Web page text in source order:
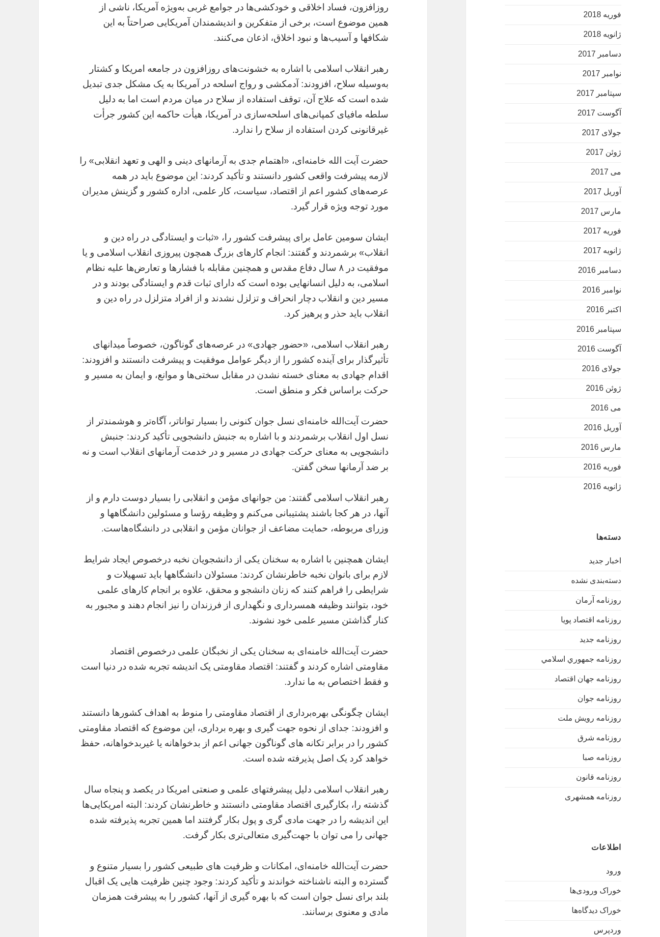
فوریه 2018
ژانویه 2018
دسامبر 2017
نوامبر 2017
سپتامبر 2017
آگوست 2017
جولای 2017
ژوئن 2017
می 2017
آوریل 2017
مارس 2017
فوریه 2017
ژانویه 2017
دسامبر 2016
نوامبر 2016
اکتبر 2016
سپتامبر 2016
آگوست 2016
جولای 2016
ژوئن 2016
می 2016
آوریل 2016
مارس 2016
فوریه 2016
ژانویه 2016
دسته‌ها
اخبار جدید
دسته‌بندی نشده
روزنامه آرمان
روزنامه اقتصاد پویا
روزنامه جدید
روزنامه جمهوري اسلامي
روزنامه جهان اقتصاد
روزنامه جوان
روزنامه رویش ملت
روزنامه شرق
روزنامه صبا
روزنامه قانون
روزنامه همشهری
اطلاعات
ورود
خوراک ورودی‌ها
خوراک دیدگاه‌ها
وردپرس
روزافزون، فساد اخلاقی و خودکشی‌ها در جوامع غربی به‌ویژه آمریکا، ناشی از
همین موضوع است، برخی از متفکرین و اندیشمندان آمریکایی صراحتاً به این
شکافها و آسیب‌ها و نبود اخلاق، اذعان می‌کنند.
رهبر انقلاب اسلامی با اشاره به خشونت‌های روزافزون در جامعه امریکا و کشتار
به‌وسیله سلاح، افزودند: آدمکشی و رواج اسلحه در آمریکا به یک مشکل جدی تبدیل
شده است که علاج آن، توقف استفاده از سلاح در میان مردم است اما به دلیل
سلطه مافیای کمپانی‌های اسلحه‌سازی در آمریکا، هیأت حاکمه این کشور جرأت
غیرقانونی کردن استفاده از سلاح را ندارد.
حضرت آیت الله خامنه‌ای، «اهتمام جدی به آرمانهای دینی و الهی و تعهد انقلابی» را
لازمه پیشرفت واقعی کشور دانستند و تأکید کردند: این موضوع باید در همه
عرصه‌های کشور اعم از اقتصاد، سیاست، کار علمی، اداره کشور و گزینش مدیران
مورد توجه ویژه قرار گیرد.
ایشان سومین عامل برای پیشرفت کشور را، «ثبات و ایستادگی در راه دین و
انقلاب» برشمردند و گفتند: انجام کارهای بزرگ همچون پیروزی انقلاب اسلامی و یا
موفقیت در ۸ سال دفاع مقدس و همچنین مقابله با فشارها و تعارض‌ها علیه نظام
اسلامی، به دلیل انسانهایی بوده است که دارای ثبات قدم و ایستادگی بودند و در
مسیر دین و انقلاب دچار انحراف و تزلزل نشدند و از افراد متزلزل در راه دین و
انقلاب باید حذر و پرهیز کرد.
رهبر انقلاب اسلامی، «حضور جهادی» در عرصه‌های گوناگون، خصوصاً میدانهای
تأثیرگذار برای آینده کشور را از دیگر عوامل موفقیت و پیشرفت دانستند و افزودند:
اقدام جهادی به معنای خسته نشدن در مقابل سختی‌ها و موانع، و ایمان به مسیر و
حرکت براساس فکر و منطق است.
حضرت آیت‌الله خامنه‌ای نسل جوان کنونی را بسیار توانا‌تر، آگاه‌تر و هوشمندتر از
نسل اول انقلاب برشمردند و با اشاره به جنبش دانشجویی تأکید کردند: جنبش
دانشجویی به معنای حرکت جهادی در مسیر و در خدمت آرمانهای انقلاب است و نه
بر ضد آرمانها سخن گفتن.
رهبر انقلاب اسلامی گفتند: من جوانهای مؤمن و انقلابی را بسیار دوست دارم و از
آنها، در هر کجا باشند پشتیبانی می‌کنم و وظیفه رؤسا و مسئولین دانشگاهها و
وزرای مربوطه، حمایت مضاعف از جوانان مؤمن و انقلابی در دانشگاه‌هاست.
ایشان همچنین با اشاره به سخنان یکی از دانشجویان نخبه درخصوص ایجاد شرایط
لازم برای بانوان نخبه خاطرنشان کردند: مسئولان دانشگاهها باید تسهیلات و
شرایطی را فراهم کنند که زنان دانشجو و محقق، علاوه بر انجام کارهای علمی
خود، بتوانند وظیفه همسرداری و نگهداری از فرزندان را نیز انجام دهند و مجبور به
کنار گذاشتن مسیر علمی خود نشوند.
حضرت آیت‌الله خامنه‌ای به سخنان یکی از نخبگان علمی درخصوص اقتصاد
مقاومتی اشاره کردند و گفتند: اقتصاد مقاومتی یک اندیشه تجربه شده در دنیا است
و فقط اختصاص به ما ندارد.
ایشان چگونگی بهره‌برداری از اقتصاد مقاومتی را منوط به اهداف کشورها دانستند
و افزودند: جدای از نحوه جهت گیری و بهره برداری، این موضوع که اقتصاد مقاومتی
کشور را در برابر تکانه های گوناگون جهانی اعم از بدخواهانه یا غیربدخواهانه، حفظ
خواهد کرد یک اصل پذیرفته شده است.
رهبر انقلاب اسلامی دلیل پیشرفتهای علمی و صنعتی امریکا در یکصد و پنجاه سال
گذشته را، بکارگیری اقتصاد مقاومتی دانستند و خاطرنشان کردند: البته امریکایی‌ها
این اندیشه را در جهت مادی گری و پول بکار گرفتند اما همین تجربه پذیرفته شده
جهانی را می توان با جهت‌گیری متعالی‌تری بکار گرفت.
حضرت آیت‌الله خامنه‌ای، امکانات و ظرفیت های طبیعی کشور را بسیار متنوع و
گسترده و البته ناشناخته خواندند و تأکید کردند: وجود چنین ظرفیت هایی یک اقبال
بلند برای نسل جوان است که با بهره گیری از آنها، کشور را به پیشرفت همزمان
مادی و معنوی برسانند.